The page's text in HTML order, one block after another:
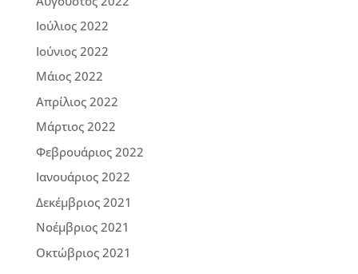
Ιούλιος 2022
Ιούνιος 2022
Μάιος 2022
Απρίλιος 2022
Μάρτιος 2022
Φεβρουάριος 2022
Ιανουάριος 2022
Δεκέμβριος 2021
Νοέμβριος 2021
Οκτώβριος 2021